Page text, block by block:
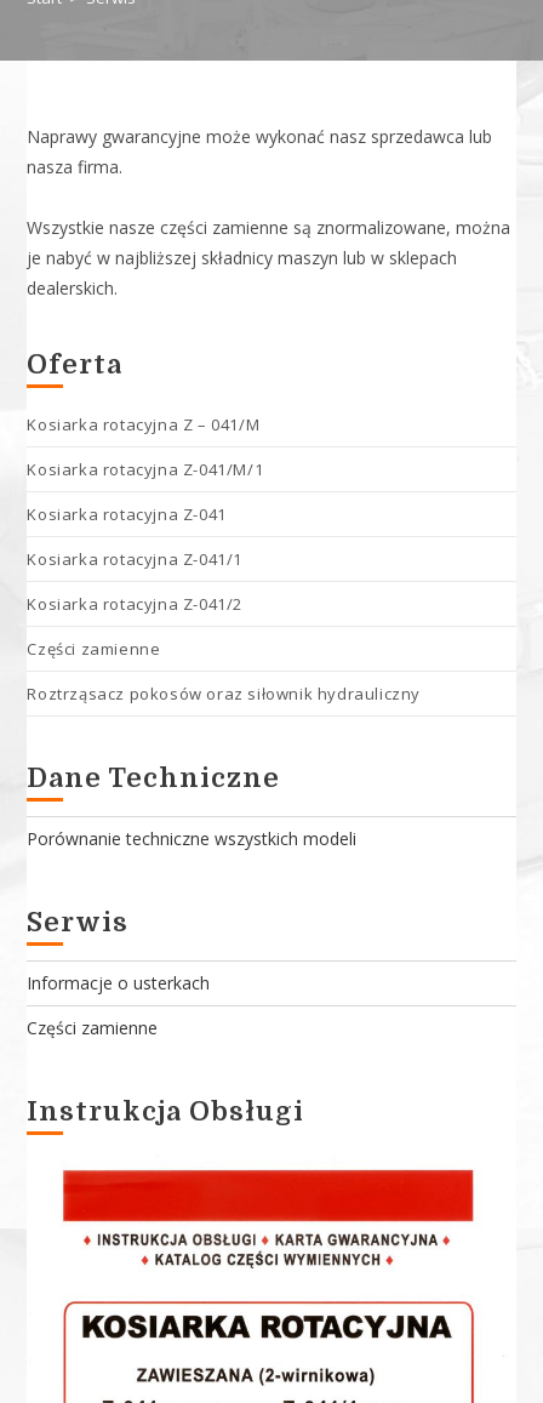
Naprawy gwarancyjne może wykonać nasz sprzedawca lub
nasza firma.
Wszystkie nasze części zamienne są znormalizowane, można
je nabyć w najbliższej składnicy maszyn lub w sklepach
dealerskich.
Oferta
Kosiarka rotacyjna Z – 041/M
Kosiarka rotacyjna Z-041/M/1
Kosiarka rotacyjna Z-041
Kosiarka rotacyjna Z-041/1
Kosiarka rotacyjna Z-041/2
Części zamienne
Roztrząsacz pokosów oraz siłownik hydrauliczny
Dane Techniczne
Porównanie techniczne wszystkich modeli
Serwis
Informacje o usterkach
Części zamienne
Instrukcja Obsługi